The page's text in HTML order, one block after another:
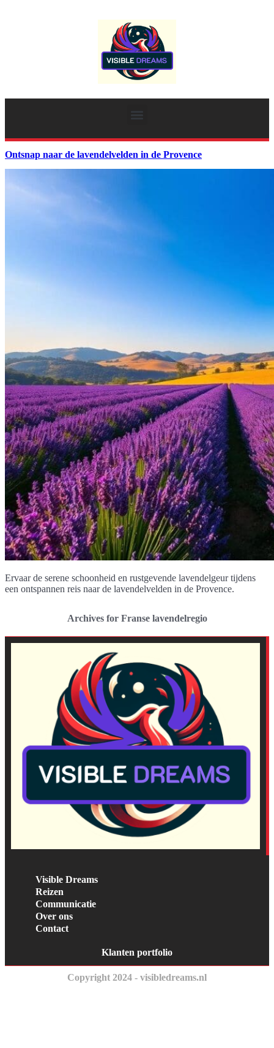
Ontsnap naar de lavendelvelden in de Provence
Ervaar de serene schoonheid en rustgevende lavendelgeur tijdens
een ontspannen reis naar de lavendelvelden in de Provence.
Archives for Franse lavendelregio
Visible Dreams
Reizen
Communicatie
Over ons
Contact
Klanten portfolio
Copyright 2024 - visibledreams.nl